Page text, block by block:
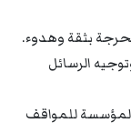
بثقة وهدوء.
الرسائل
المؤسسة للمواقف